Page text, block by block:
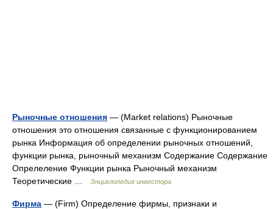
Рыночные отношения — (Market relations) Рыночные
отношения это отношения связанные с функционированием
рынка Информация об определении рыночных отношений,
функции рынка, рыночный механизм Содержание Содержание
Опрелеление Функции рынка Рыночный механизм
Теоретические …
Энциклопедия инвестора
Фирма — (Firm) Определение фирмы, признаки и